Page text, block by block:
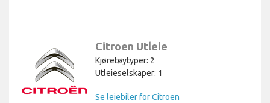
Citroen Utleie
Kjøretøytyper: 2
Utleieselskaper: 1
Se leiebiler for Citroen